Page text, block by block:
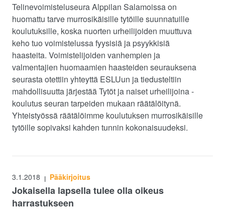
Telinevoimisteluseura Alppilan Salamoissa on
huomattu tarve murrosikäisille tytöille suunnatuille
koulutuksille, koska nuorten urheilijoiden muuttuva
keho tuo voimistelussa fyysisiä ja psyykkisiä
haasteita. Voimistelijoiden vanhempien ja
valmentajien huomaamien haasteiden seurauksena
seurasta otettiin yhteyttä ESLUun ja tiedusteltiin
mahdollisuutta järjestää Tytöt ja naiset urheilijoina -
koulutus seuran tarpeiden mukaan räätälöitynä.
Yhteistyössä räätälöimme koulutuksen murrosikäisille
tytöille sopivaksi kahden tunnin kokonaisuudeksi.
3.1.2018 | Pääkirjoitus
Jokaisella lapsella tulee olla oikeus
harrastukseen